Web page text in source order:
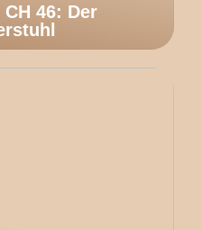
46: Der